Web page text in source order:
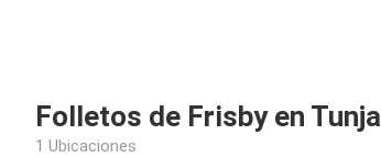
Folletos de Frisby en Tunja
1 Ubicaciones